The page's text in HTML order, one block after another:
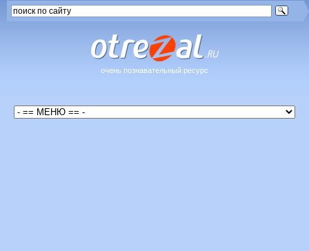
очень познавательный ресурс